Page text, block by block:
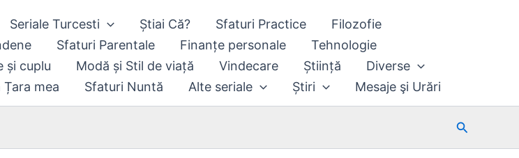
Seriale Turcesti Știai Că? Sfaturi Practice
Filozofie
Sfaturi Parentale Finanțe personale
Tehnologie
și cuplu
Modă și Stil de viață Vindecare Știință
Diverse
Țara mea
Sfaturi Nuntă Alte seriale Știri Mesaje şi Urări
Search